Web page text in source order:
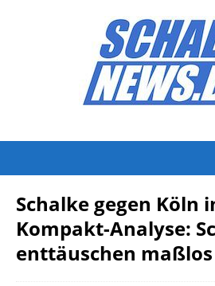
Schalke gegen Köln
Kompakt-Analyse:
enttäuschen maßlos